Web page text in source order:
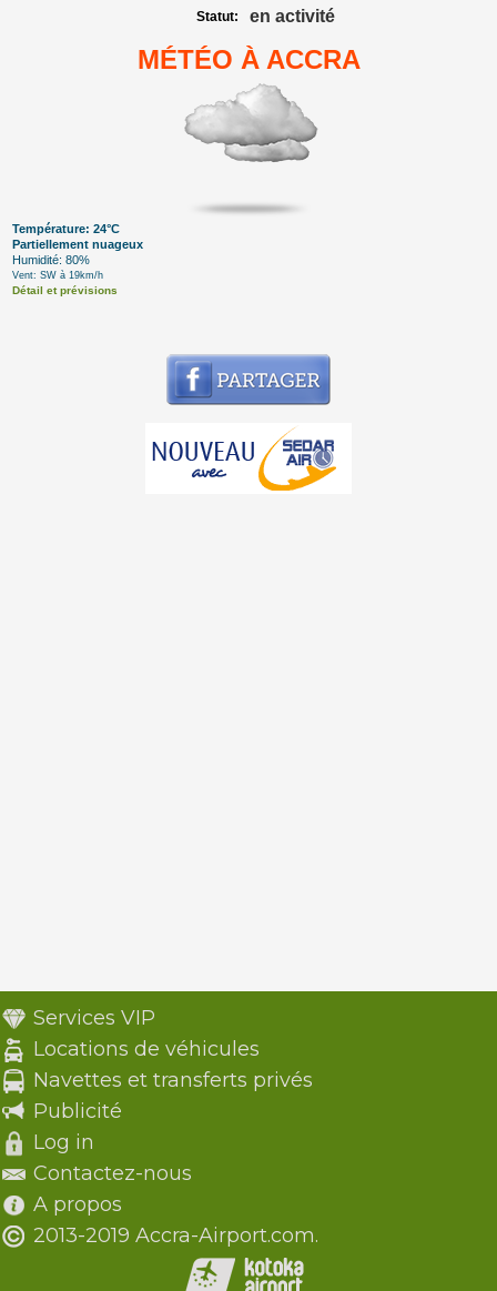
Statut: en activité
MÉTÉO À ACCRA
Température: 24°C
Partiellement nuageux
Humidité: 80%
Vent: SW à 19km/h
Détail et prévisions
Services VIP
Locations de véhicules
Navettes et transferts privés
Publicité
Log in
Contactez-nous
A propos
2013-2019 Accra-Airport.com.